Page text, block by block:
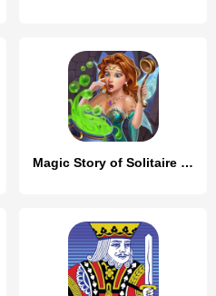
Magic Story of Solitaire Cards